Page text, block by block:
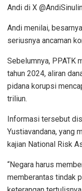
Andi di X
Andi menilai,
seriusnya ancaman
Sebelumnya, PPATK
tahun 2024, aliran
pidana korupsi
triliun.
Informasi tersebut
Yustiavandana, yang
kajian National Risk
“Negara harus
memberantas tindak